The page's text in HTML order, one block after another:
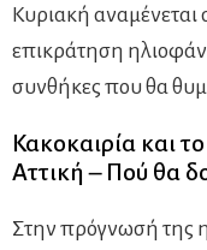
Κυριακή αναμένεται
επικράτηση
συνθήκες που θα
Κακοκαιρία και
Αττική – Πού θα
Στην πρόγνωσή της